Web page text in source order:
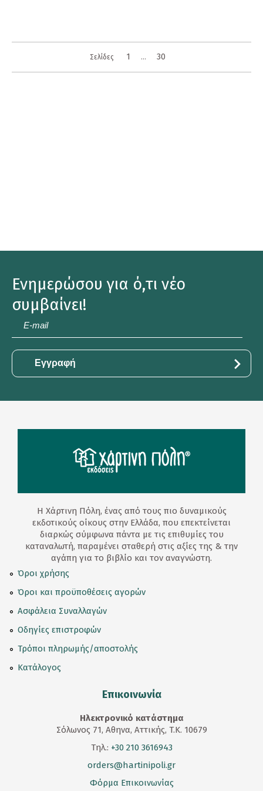
Σελίδες 1 ... 30
Ενημερώσου για ό,τι νέο
συμβαίνει!
Η Χάρτινη Πόλη, ένας από τους πιο δυναμικούς
εκδοτικούς οίκους στην Ελλάδα, που επεκτείνεται
διαρκώς σύμφωνα πάντα με τις επιθυμίες του
καταναλωτή, παραμένει σταθερή στις αξίες της & την
αγάπη για το βιβλίο και τον αναγνώστη.
Όροι χρήσης
Όροι και προϋποθέσεις αγορών
Ασφάλεια Συναλλαγών
Οδηγίες επιστροφών
Τρόποι πληρωμής/αποστολής
Κατάλογος
Επικοινωνία
Ηλεκτρονικό κατάστημα
Σόλωνος 71, Αθηνα, Αττικής, T.K. 10679
Τηλ.: +30 210 3616943
orders@hartinipoli.gr
Φόρμα Επικοινωνίας